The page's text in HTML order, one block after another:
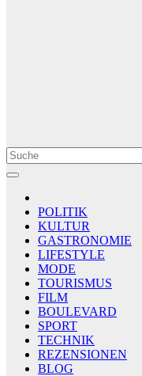
Le Matin
AGENCE DE PRESSE
POLITIK
KULTUR
GASTRONOMIE
LIFESTYLE
MODE
TOURISMUS
FILM
BOULEVARD
SPORT
TECHNIK
REZENSIONEN
BLOG